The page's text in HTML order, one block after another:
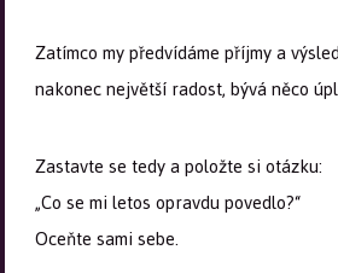
Zatímco my předvídáme příjmy a
nakonec největší radost, bývá něco
Zastavte se tedy a položte si otázku:
„Co se mi letos opravdu povedlo?“
Oceňte sami sebe.